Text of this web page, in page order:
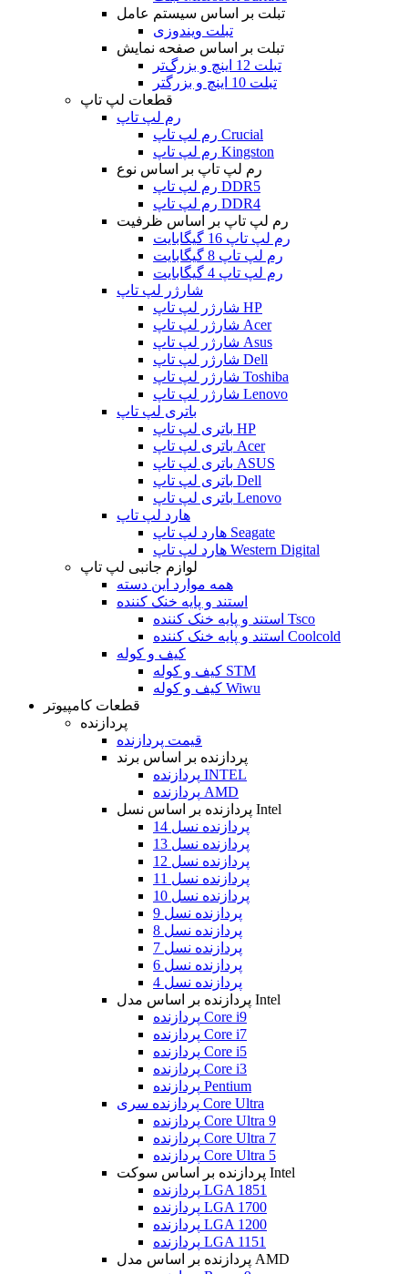
تبلت بر اساس سیستم عامل
تبلت ویندوزی
تبلت بر اساس صفحه نمایش
تبلت 12 اینچ و بزرگ‌تر
تبلت 10 اینچ و بزرگتر
قطعات لپ تاپ
رم لپ تاپ
رم لپ تاپ Crucial
رم لپ تاپ Kingston
رم لپ تاپ بر اساس نوع
رم لپ تاپ DDR5
رم لپ تاپ DDR4
رم لپ تاپ بر اساس ظرفیت
رم لپ تاپ 16 گیگابایت
رم لپ تاپ 8 گیگابایت
رم لپ تاپ 4 گیگابایت
شارژر لپ تاپ
شارژر لپ تاپ HP
شارژر لپ تاپ Acer
شارژر لپ تاپ Asus
شارژر لپ تاپ Dell
شارژر لپ تاپ Toshiba
شارژر لپ تاپ Lenovo
باتری لپ تاپ
باتری لپ تاپ HP
باتری لپ تاپ Acer
باتری لپ تاپ ASUS
باتری لپ تاپ Dell
باتری لپ تاپ Lenovo
هارد لپ تاپ
هارد لپ تاپ Seagate
هارد لپ تاپ Western Digital
لوازم جانبی لپ تاپ
همه موارد این دسته
استند و پایه خنک کننده
استند و پایه خنک کننده Tsco
استند و پایه خنک کننده Coolcold
کیف و کوله
کیف و کوله STM
کیف و کوله Wiwu
قطعات کامپیوتر
پردازنده
قیمت پردازنده
پردازنده بر اساس برند
پردازنده INTEL
پردازنده AMD
پردازنده بر اساس نسل Intel
پردازنده نسل 14
پردازنده نسل 13
پردازنده نسل 12
پردازنده نسل 11
پردازنده نسل 10
پردازنده نسل 9
پردازنده نسل 8
پردازنده نسل 7
پردازنده نسل 6
پردازنده نسل 4
پردازنده بر اساس مدل Intel
پردازنده Core i9
پردازنده Core i7
پردازنده Core i5
پردازنده Core i3
پردازنده Pentium
پردازنده سری Core Ultra
پردازنده Core Ultra 9
پردازنده Core Ultra 7
پردازنده Core Ultra 5
پردازنده بر اساس سوکت Intel
پردازنده LGA 1851
پردازنده LGA 1700
پردازنده LGA 1200
پردازنده LGA 1151
پردازنده بر اساس مدل AMD